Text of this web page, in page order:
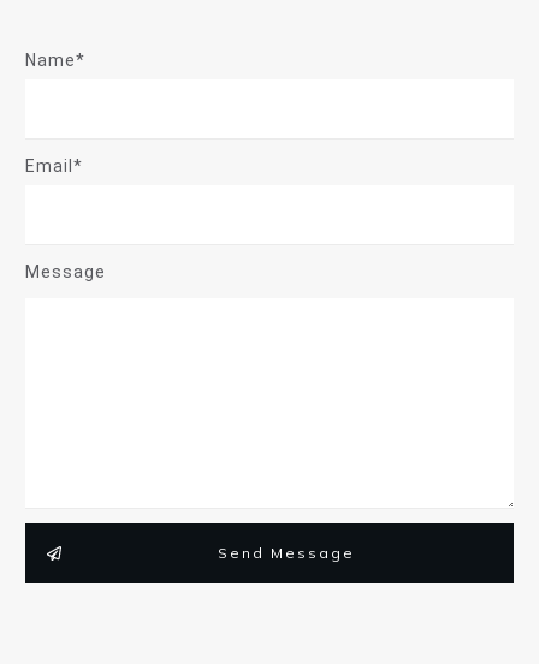
Name*
Email*
Message
Send Message